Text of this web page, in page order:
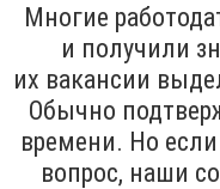
Многие
и получили
их вакансии
Обычно
времени. Но если
вопрос, наши